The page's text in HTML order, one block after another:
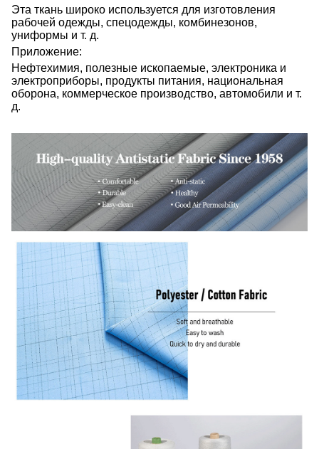
Эта ткань широко используется для изготовления
рабочей одежды, спецодежды, комбинезонов,
униформы и т. д.
Приложение:
Нефтехимия, полезные ископаемые, электроника и
электроприборы, продукты питания, национальная
оборона, коммерческое производство, автомобили и т.
д.